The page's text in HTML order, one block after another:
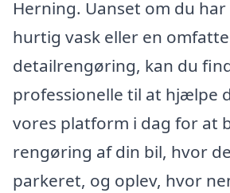
Herning. Uanset om du
hurtig vask eller en
detailrengøring, kan du
professionelle til at hjælpe
vores platform i dag for at
rengøring af din bil, hvor
parkeret, og oplev, hvor